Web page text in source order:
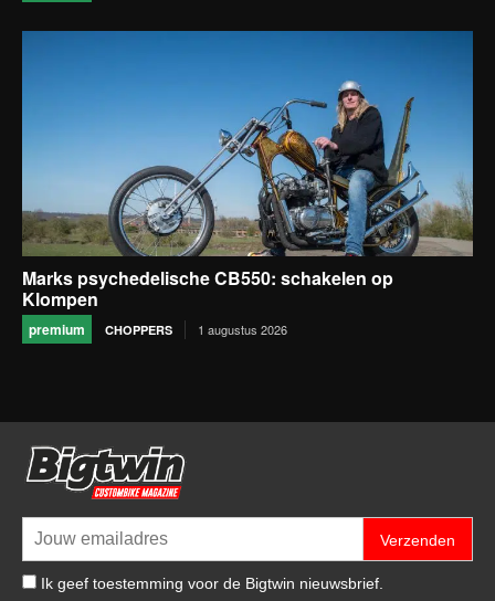
Marks psychedelische CB550: schakelen op
Klompen
premium CHOPPERS 1 augustus 2026
Verzenden
Ik geef toestemming voor de Bigtwin nieuwsbrief.